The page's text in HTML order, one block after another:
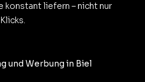
konstant liefern – nicht nur
Klicks.
und Werbung in Biel